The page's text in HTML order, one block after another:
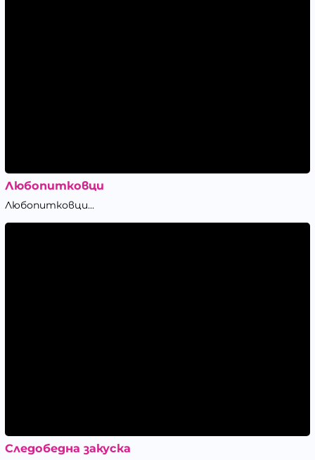
Любопитковци
Любопитковци...
Следобедна закуска